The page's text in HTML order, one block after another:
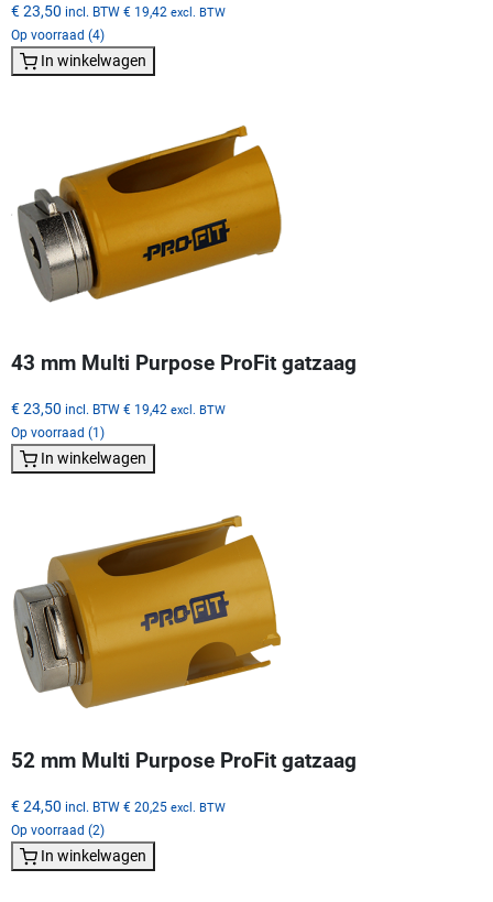
€ 23,50 incl. BTW € 19,42 excl. BTW
Op voorraad (4)
In winkelwagen
43 mm Multi Purpose ProFit gatzaag
€ 23,50 incl. BTW € 19,42 excl. BTW
Op voorraad (1)
In winkelwagen
52 mm Multi Purpose ProFit gatzaag
€ 24,50 incl. BTW € 20,25 excl. BTW
Op voorraad (2)
In winkelwagen